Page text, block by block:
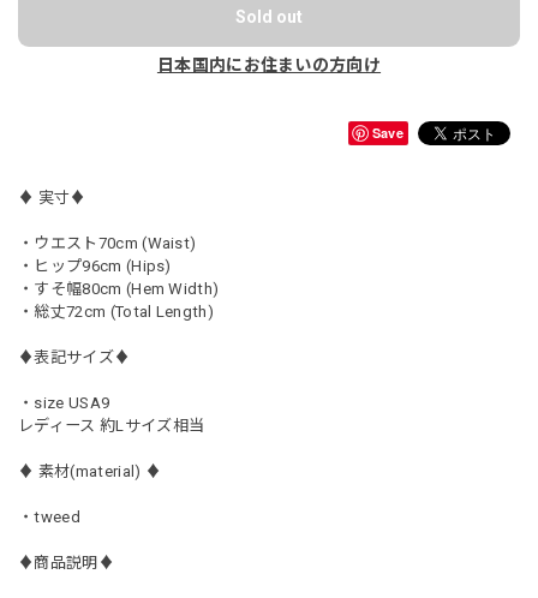
Sold out
日本国内にお住まいの方向け
Save
♦︎ 実寸♦︎
・ウエスト70cm (Waist)
・ヒップ96cm (Hips)
・すそ幅80cm (Hem Width)
・総丈72cm (Total Length)
♦︎表記サイズ♦︎
・size USA9
レディース 約Lサイズ相当
♦︎ 素材(material) ♦︎
・tweed
♦︎商品説明♦︎